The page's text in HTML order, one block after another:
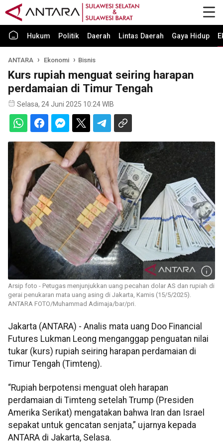
Hukum Politik Daerah Lintas Daerah Gaya Hidup
ANTARA Ekonomi Bisnis
Kurs rupiah menguat seiring harapan
perdamaian di Timur Tengah
Selasa, 24 Juni 2025 10:24 WIB
Arsip foto - Petugas menjunjukkan uang pecahan dolar AS dan rupiah di
gerai penukaran mata uang asing di Jakarta, Kamis (15/5/2025).
ANTARA FOTO/Muhammad Adimaja/bar/pri.
Jakarta (ANTARA) - Analis mata uang Doo Financial
Futures Lukman Leong menganggap penguatan nilai
tukar (kurs) rupiah seiring harapan perdamaian di
Timur Tengah (Timteng).
“Rupiah berpotensi menguat oleh harapan
perdamaian di Timteng setelah Trump (Presiden
Amerika Serikat) mengatakan bahwa Iran dan Israel
sepakat untuk gencatan senjata,” ujarnya kepada
ANTARA di Jakarta, Selasa.